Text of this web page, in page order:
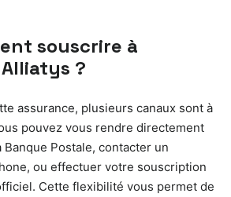
souscrire à
?
assurance, plusieurs canaux sont à
pouvez vous rendre directement
Banque Postale, contacter un
ou effectuer votre souscription
Cette flexibilité vous permet de